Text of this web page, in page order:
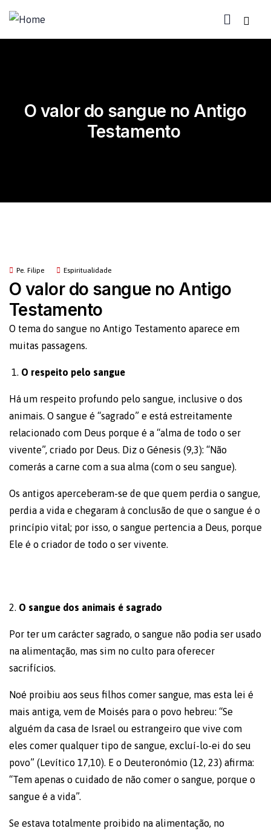
O valor do sangue no Antigo
Testamento
Pe. Filipe Espiritualidade
O valor do sangue no Antigo
Testamento
O tema do sangue no Antigo Testamento aparece em
muitas passagens.
O respeito pelo sangue
Há um respeito profundo pelo sangue, inclusive o dos
animais. O sangue é “sagrado” e está estreitamente
relacionado com Deus porque é a “alma de todo o ser
vivente”, criado por Deus. Diz o Génesis (9,3): “Não
comerás a carne com a sua alma (com o seu sangue).
Os antigos aperceberam-se de que quem perdia o sangue,
perdia a vida e chegaram à conclusão de que o sangue é o
princípio vital; por isso, o sangue pertencia a Deus, porque
Ele é o criador de todo o ser vivente.
2. O sangue dos animais é sagrado
Por ter um carácter sagrado, o sangue não podia ser usado
na alimentação, mas sim no culto para oferecer
sacrifícios.
Noé proibiu aos seus filhos comer sangue, mas esta lei é
mais antiga, vem de Moisés para o povo hebreu: “Se
alguém da casa de Israel ou estrangeiro que vive com
eles comer qualquer tipo de sangue, excluí-lo-ei do seu
povo” (Levítico 17,10). E o Deuteronómio (12, 23) afirma:
“Tem apenas o cuidado de não comer o sangue, porque o
sangue é a vida”.
Se estava totalmente proibido na alimentação, no